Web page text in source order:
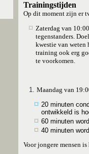
Trainingstijden
Op dit moment zijn er
Zaterdag van
tegenstanders.
kwestie van weten
training ook erg
te voorkomen.
Maandag van
20 minuten
ontwikkeld is
60 minuten
40 minuten
Voor jongere mensen